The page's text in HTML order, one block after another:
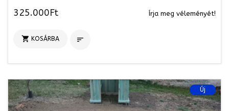
325.000Ft Írja meg véleményét!
 KOSÁRBA 
Új